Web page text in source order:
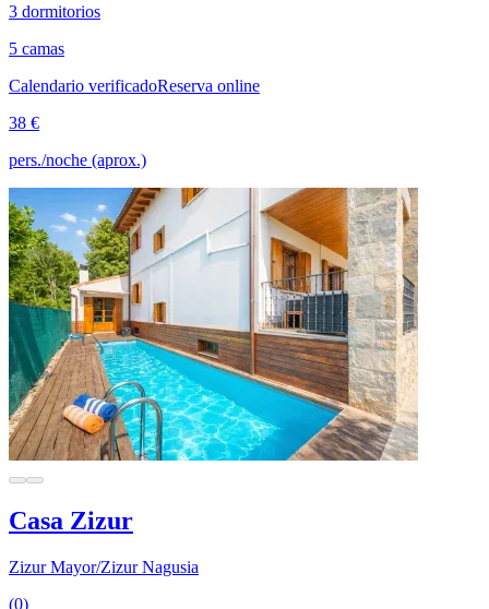
3 dormitorios
5 camas
Calendario verificadoReserva online
38 €
pers./noche (aprox.)
Casa Zizur
Zizur Mayor/Zizur Nagusia
(0)